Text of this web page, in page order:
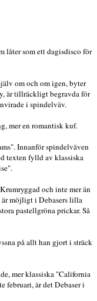
låter som ett dagisdisco för
om och om igen, byter
är tillräckligt begravda för
i spindelväv.
mer en romantisk kuf.
Innanför spindelväven
texten fylld av klassiska
och inte mer än
möjligt i Debasers lilla
pastellgröna prickar. Så
på allt han gjort i sträck
mer klassiska "California
februari, är det Debaser i